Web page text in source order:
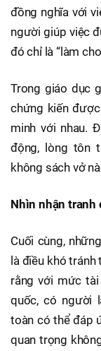
đồng nghĩa với
người giúp việc
đó chỉ là “làm
Trong giáo dục
chứng kiến
minh với nhau.
động, lòng tôn
không sách vở
Nhìn nhận tranh
Cuối cùng,
là điều khó
rằng với mức
quốc, có người
toàn có thể đáp
quan trọng